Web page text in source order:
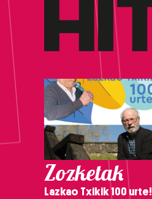
Zozketak
Lazkao Txikik 100 urte!